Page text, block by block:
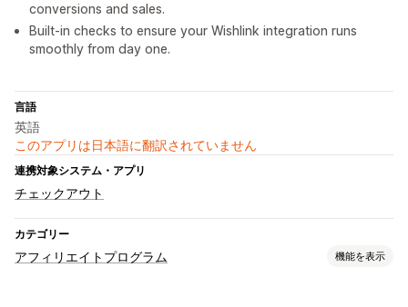
conversions and sales.
Built-in checks to ensure your Wishlink integration runs
smoothly from day one.
言語
英語
このアプリは日本語に翻訳されていません
連携対象システム・アプリ
チェックアウト
カテゴリー
アフィリエイトプログラム 機能を表示